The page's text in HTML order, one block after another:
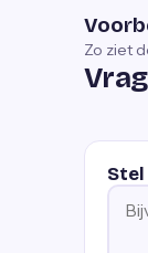
Zo ziet
Stel